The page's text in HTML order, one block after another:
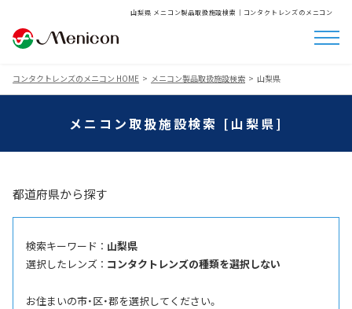
山梨県 メニコン製品取扱施設検索│コンタクトレンズのメニコン
コンタクトレンズのメニコン HOME メニコン製品取扱施設検索 山梨県
メニコン取扱施設検索 [山梨県]
都道府県から探す
検索キーワード ： 山梨県
選択したレンズ ： コンタクトレンズの種類を選択しない
お住まいの市・区・郡を選択してください。